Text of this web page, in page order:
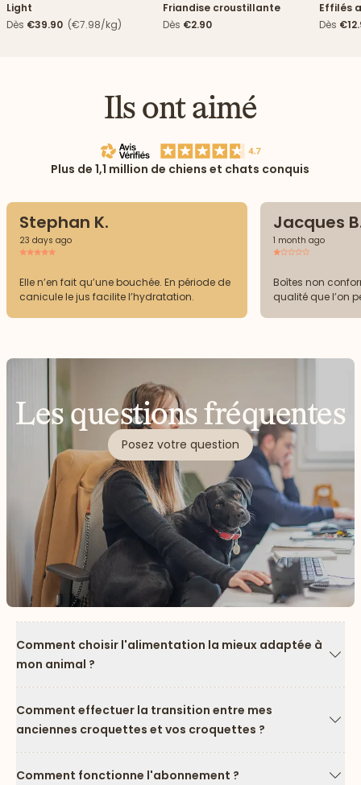
Light
Dès €39.90 (€7.98/kg)
Friandise croustillante
Dès €2.90
Effilés
Dès
Ils ont aimé
Plus de 1,1 million de chiens et chats conquis
Stephan K.
23 days ago
Elle n’en fait qu’une bouchée. En période de
canicule le jus facilite l’hydratation.
Jacques
1 month ago
Boîtes non
qualité que l’on
Les questions fréquentes
Posez votre question
Comment choisir l'alimentation la mieux adaptée à
mon animal ?
Comment effectuer la transition entre mes
anciennes croquettes et vos croquettes ?
Comment fonctionne l'abonnement ?